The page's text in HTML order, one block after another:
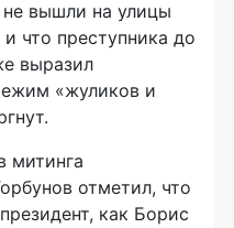
не вышли на улицы
что преступника до
выразил
«жуликов и
митинга
отметил, что
как Борис